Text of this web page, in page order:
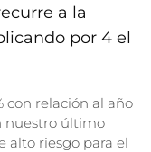
a la
por 4 el
con relación al año
nuestro último
alto riesgo para el